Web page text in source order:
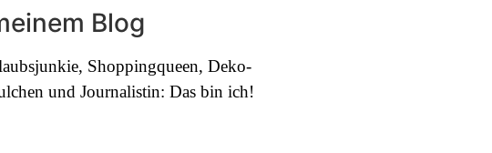
Blog
Shoppingqueen, Deko-
und Journalistin: Das bin ich!